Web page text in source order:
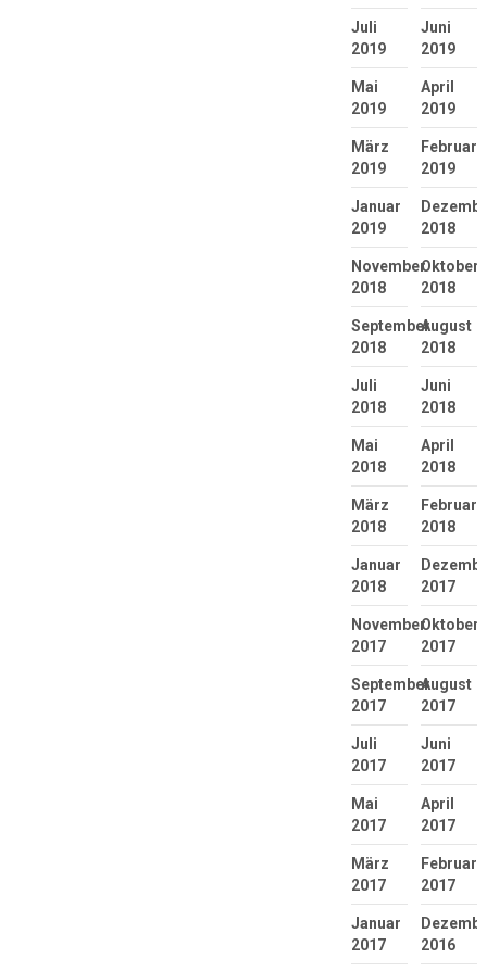
Juli
2019
Juni
2019
Mai
2019
April
2019
März
2019
Februar
2019
Januar
2019
2018
November
2018
Oktober
2018
September
2018
August
2018
Juli
2018
Juni
2018
Mai
2018
April
2018
März
2018
Februar
2018
Januar
2018
2017
November
2017
Oktober
2017
September
2017
August
2017
Juli
2017
Juni
2017
Mai
2017
April
2017
März
2017
Februar
2017
Januar
2017
2016